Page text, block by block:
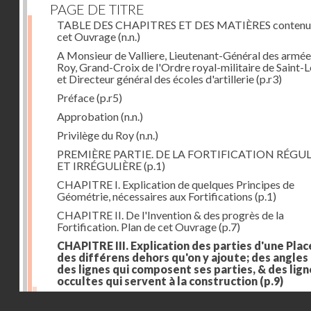
PAGE DE TITRE
TABLE DES CHAPITRES ET DES MATIÈRES
cet Ouvrage(n.n.)
A Monsieur de Valliere, Lieutenant-Général des
Roy, Grand-Croix de l'Ordre royal-militaire de Saint-
et Directeur général des écoles d'artillerie(p.r3)
Préface(p.r5)
Approbation(n.n.)
Privilège du Roy(n.n.)
PREMIÈRE PARTIE. DE LA FORTIFICATION
ET IRRÉGULIÈRE(p.1)
CHAPITRE I. Explication de quelques Principes de
Géométrie, nécessaires aux Fortifications (p.1)
CHAPITRE II. De l'Invention & des progrès de la
Fortification. Plan de cet Ouvrage(p.7)
CHAPITRE III. Explication des parties d'une
des différens dehors qu'on y ajoute; des angles
des lignes qui composent ses parties, & des
occultes qui servent à la construction (p.9)
Des lignes & des angles qui composent les parties